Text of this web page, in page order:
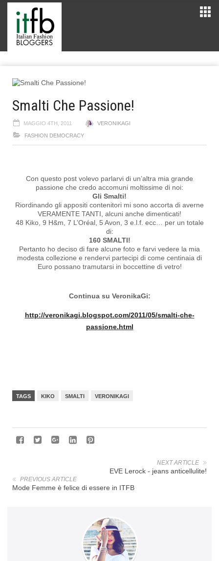
Smalti Che Passione!
MAGGIO 4TH, 2011 VERONIKAGI
FASHION DEMOCRACY
Con questo post volevo parlarvi di un’altra mia grande
passione che credo accomuni moltissime di noi:
Gli Smalti!
Riordinando gli appositi contenitori mi sono accorta di averne
VERAMENTE TANTI, alcuni anche dimenticati!
48 Kiko, 9 H&m, 7 L’Oréal, 5 Avon, 3 e.l.f. ecc… per un totale
di:
160 SMALTI!
Pertanto ho deciso di fare alcune foto e farvi vedere la mia
modesta collezione e rendervi partecipi di come centinaia di
Euro possano tramutarsi in boccettine di vetro!
Continua su VeronikaGi:
http://veronikagi.blogspot.com/2011/05/smalti-che-
passione.html
TAGS KIKO SMALTI VERONIKAGI
NEXT ARTICLE
EVE Lerock - jeans anticellulite!
PREVIOUS ARTICLE
Mode Femme è felice di essere in ITFB